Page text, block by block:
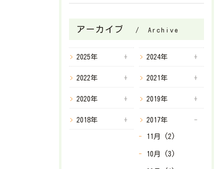
アーカイブ Archive
2025年 2024年
2022年 2021年
2020年 2019年
2018年 2017年
11月 (2)
10月 (3)